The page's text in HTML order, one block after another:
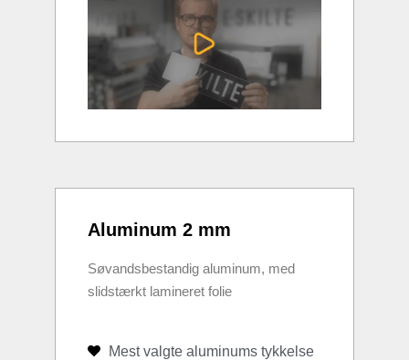
Aluminum 2 mm
Søvandsbestandig aluminum, med
slidstærkt lamineret folie
Mest valgte aluminums tykkelse